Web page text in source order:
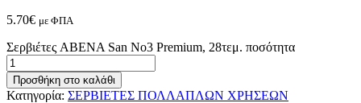
5.70€ με ΦΠΑ
Σερβιέτες ABENA San No3 Premium, 28τεμ. ποσότητα
Προσθήκη στο καλάθι
Κατηγορία: ΣΕΡΒΙΕΤΕΣ ΠΟΛΛΑΠΛΩΝ ΧΡΗΣΕΩΝ